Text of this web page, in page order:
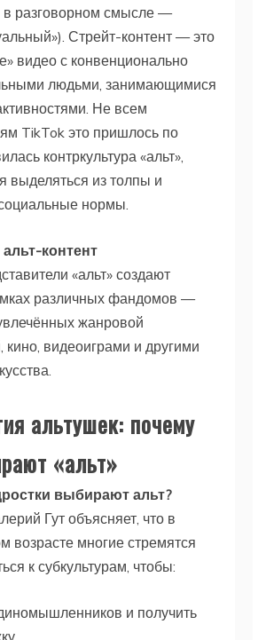
разговорном смысле —
Стрейт-контент — это
видео с конвенционально
людьми, занимающимися
Не всем
TikTok это пришлось по
контркультура «альт»,
выделяться из толпы и
нормы.
контент
«альт» создают
различных фандомов —
жанровой
кино, видеоиграми и другими
альтушек: почему
«альт»
выбирают альт?
Гут объясняет, что в
возрасте многие стремятся
к субкультурам, чтобы:
и получить